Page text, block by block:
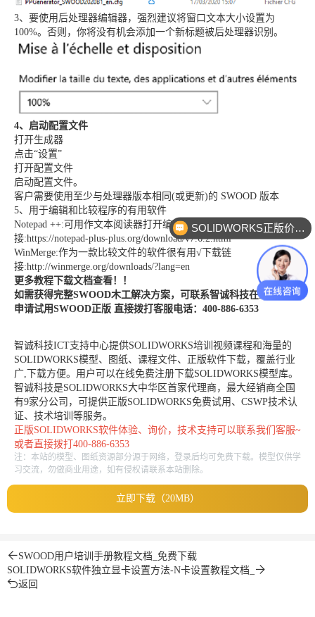
3、要使用后处理器编辑器，强烈建议将窗口文本大小设置为
100%。否则，你将没有机会添加一个新标题被后处理器识别。
4、启动配置文件
打开生成器
点击“设置”
打开配置文件
启动配置文件。
客户需要使用至少与处理器版本相同(或更新)的 SWOOD 版本
5、用于编辑和比较程序的有用软件
Notepad ++:可用作文本阅读器打开编码文件√下载链
接:https://notepad-plus-plus.org/download/v7.6.2.html
WinMerge:作为一款比较文件的软件很有用√下载链
接:http://winmerge.org/downloads/?lang=en
更多教程下载文档查看！！
如需获得完整SWOOD木工解决方案，可联系智诚科技在线客服，
申请试用SWOOD正版 直接拨打客服电话：400-886-6353
智诚科技ICT支持中心提供SOLIDWORKS培训视频课程和海量的
SOLIDWORKS模型、图纸、课程文件、正版软件下载，覆盖行业
广,下载方便。用户可以在线免费注册下载SOLIDWORKS模型库。
智诚科技是SOLIDWORKS大中华区首家代理商，最大经销商全国
有9家分公司，可提供正版SOLIDWORKS免费试用、CSWP技术认
证、技术培训等服务。
正版SOLIDWORKS软件体验、询价，技术支持可以联系我们客服~
或者直接拨打400-886-6353
注：本站的模型、图纸资源部分源于网络，登录后均可免费下载。模型仅供学
习交流，勿做商业用途，如有侵权请联系本站删除。
立即下载（20MB）
SWOOD用户培训手册教程文档_免费下载
SOLIDWORKS软件独立显卡设置方法-N卡设置教程文档_
返回
SOLIDWORKS正版价格？